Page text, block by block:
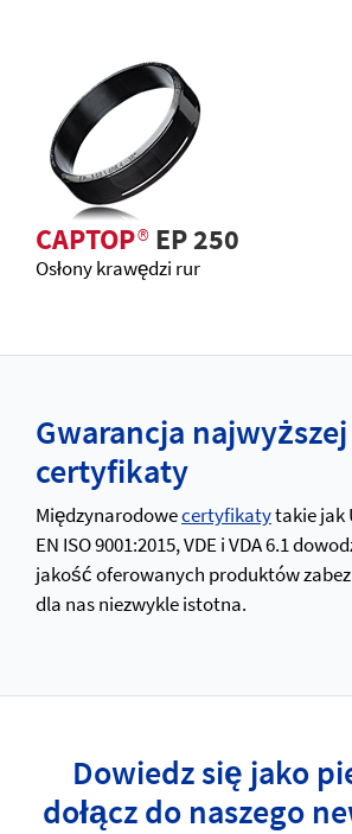
CAPTOP®EP 250
Osłony krawędzi rur
Gwarancja
certyfikaty
Międzynarodowecertyfikatytakie jak
EN ISO 9001:2015, VDE i VDA 6.1
jakość oferowanych produktów
dla nas niezwykle istotna.
Dowiedz się jako
dołącz do naszego